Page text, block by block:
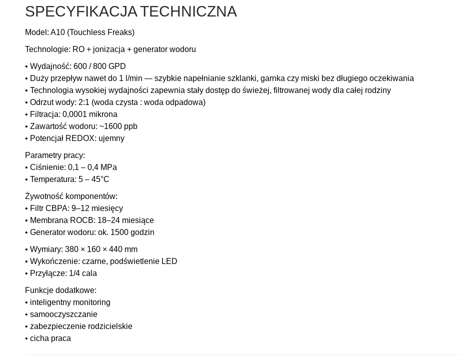
SPECYFIKACJA TECHNICZNA
Model: A10 (Touchless Freaks)
Technologie: RO + jonizacja + generator wodoru
• Wydajność: 600 / 800 GPD
• Duży przepływ nawet do 1 l/min — szybkie napełnianie szklanki, garnka czy miski bez długiego oczekiwania
• Technologia wysokiej wydajności zapewnia stały dostęp do świeżej, filtrowanej wody dla całej rodziny
• Odrzut wody: 2:1 (woda czysta : woda odpadowa)
• Filtracja: 0,0001 mikrona
• Zawartość wodoru: ~1600 ppb
• Potencjał REDOX: ujemny
Parametry pracy:
• Ciśnienie: 0,1 – 0,4 MPa
• Temperatura: 5 – 45°C
Żywotność komponentów:
• Filtr CBPA: 9–12 miesięcy
• Membrana ROCB: 18–24 miesiące
• Generator wodoru: ok. 1500 godzin
• Wymiary: 380 × 160 × 440 mm
• Wykończenie: czarne, podświetlenie LED
• Przyłącze: 1/4 cala
Funkcje dodatkowe:
• inteligentny monitoring
• samooczyszczanie
• zabezpieczenie rodzicielskie
• cicha praca